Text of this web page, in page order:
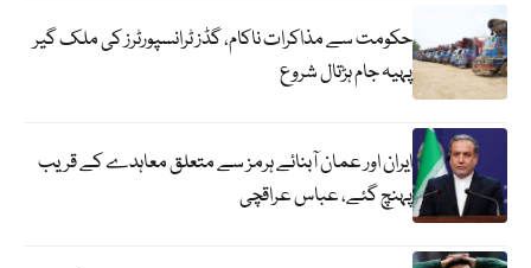
حکومت سے مذاکرات ناکام، گڈز ٹرانسپورٹرز کی ملک گیر
پہیہ جام ہڑتال شروع
ایران اور عمان آبنائے ہرمز سے متعلق معاہدے کے قریب
پہنچ گئے، عباس عراقچی